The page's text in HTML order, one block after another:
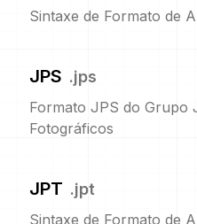
Sintaxe de Formato de
JPS .jps
Formato JPS do Grupo
Fotográficos
JPT .jpt
Sintaxe de Formato de